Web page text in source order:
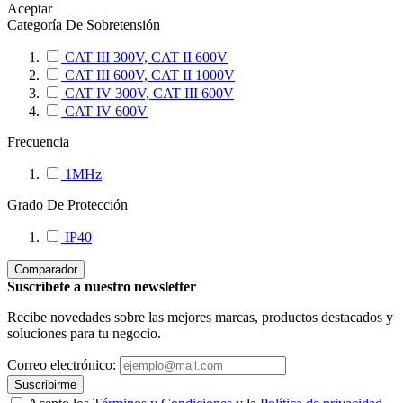
Aceptar
Categoría De Sobretensión
CAT III 300V, CAT II 600V
CAT III 600V, CAT II 1000V
CAT IV 300V, CAT III 600V
CAT IV 600V
Frecuencia
1MHz
Grado De Protección
IP40
Comparador
Suscríbete a nuestro newsletter
Recibe novedades sobre las mejores marcas, productos destacados y
soluciones para tu negocio.
Correo electrónico:
Suscribirme